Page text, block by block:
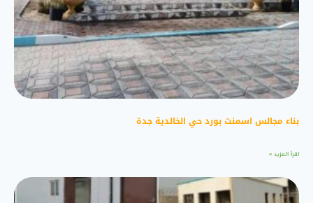
بناء مجالس اسمنت بورد حي الخالدية جدة
اقرأ المزيد »